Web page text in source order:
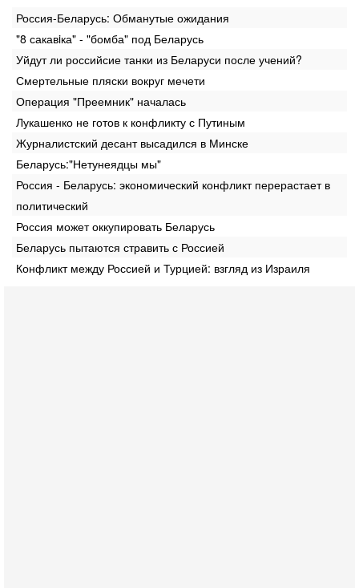
Россия-Беларусь: Обманутые ожидания
"8 сакавiка" - "бомба" под Беларусь
Уйдут ли российсие танки из Беларуси после учений?
Смертельные пляски вокруг мечети
Операция "Преемник" началась
Лукашенко не готов к конфликту с Путиным
Журналистский десант высадился в Минске
Беларусь:"Нетунеядцы мы"
Россия - Беларусь: экономический конфликт перерастает в
политический
Россия может оккупировать Беларусь
Беларусь пытаются стравить с Россией
Конфликт между Россией и Турцией: взгляд из Израиля